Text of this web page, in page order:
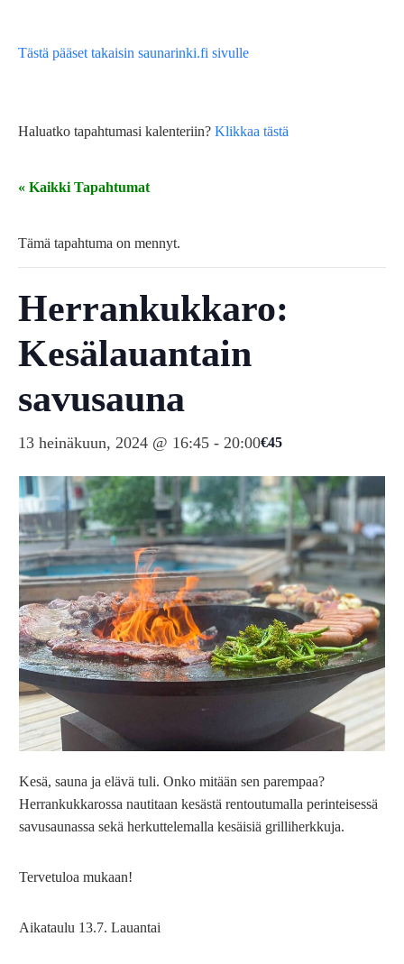
Tästä pääset takaisin saunarinki.fi sivulle
Haluatko tapahtumasi kalenteriin? Klikkaa tästä
« Kaikki Tapahtumat
Tämä tapahtuma on mennyt.
Herrankukkaro:
Kesälauantain
savusauna
13 heinäkuun, 2024 @ 16:45 - 20:00€45
Kesä, sauna ja elävä tuli. Onko mitään sen parempaa?
Herrankukkarossa nautitaan kesästä rentoutumalla perinteisessä
savusaunassa sekä herkuttelemalla kesäisiä grilliherkkuja.
Tervetuloa mukaan!
Aikataulu 13.7. Lauantai